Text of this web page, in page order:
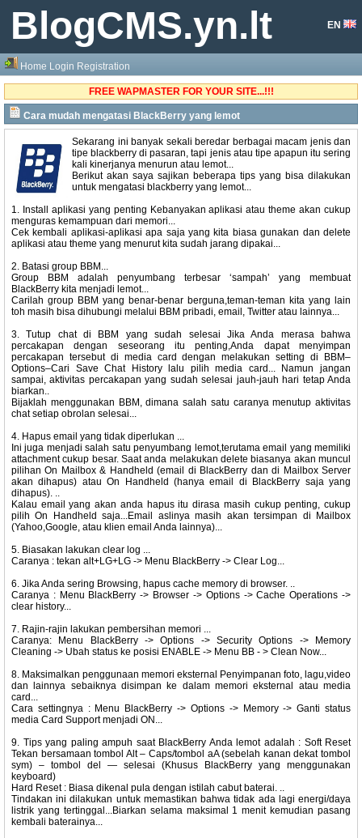
BlogCMS.yn.lt EN
Home Login Registration
FREE WAPMASTER FOR YOUR SITE...!!!
Cara mudah mengatasi BlackBerry yang lemot
Sekarang ini banyak sekali beredar berbagai macam jenis dan
tipe blackberry di pasaran, tapi jenis atau tipe apapun itu sering
kali kinerjanya menurun atau lemot...
Berikut akan saya sajikan beberapa tips yang bisa dilakukan
untuk mengatasi blackberry yang lemot...
1. Install aplikasi yang penting Kebanyakan aplikasi atau theme akan cukup
menguras kemampuan dari memori...
Cek kembali aplikasi-aplikasi apa saja yang kita biasa gunakan dan delete
aplikasi atau theme yang menurut kita sudah jarang dipakai...
2. Batasi group BBM...
Group BBM adalah penyumbang terbesar ‘sampah’ yang membuat
BlackBerry kita menjadi lemot...
Carilah group BBM yang benar-benar berguna,teman-teman kita yang lain
toh masih bisa dihubungi melalui BBM pribadi, email, Twitter atau lainnya...
3. Tutup chat di BBM yang sudah selesai Jika Anda merasa bahwa
percakapan dengan seseorang itu penting,Anda dapat menyimpan
percakapan tersebut di media card dengan melakukan setting di BBM–
Options–Cari Save Chat History lalu pilih media card... Namun jangan
sampai, aktivitas percakapan yang sudah selesai jauh-jauh hari tetap Anda
biarkan..
Bijaklah menggunakan BBM, dimana salah satu caranya menutup aktivitas
chat setiap obrolan selesai...
4. Hapus email yang tidak diperlukan ...
Ini juga menjadi salah satu penyumbang lemot,terutama email yang memiliki
attachment cukup besar. Saat anda melakukan delete biasanya akan muncul
pilihan On Mailbox & Handheld (email di BlackBerry dan di Mailbox Server
akan dihapus) atau On Handheld (hanya email di BlackBerry saja yang
dihapus). ..
Kalau email yang akan anda hapus itu dirasa masih cukup penting, cukup
pilih On Handheld saja...Email aslinya masih akan tersimpan di Mailbox
(Yahoo,Google, atau klien email Anda lainnya)...
5. Biasakan lakukan clear log ...
Caranya : tekan alt+LG+LG -> Menu BlackBerry -> Clear Log...
6. Jika Anda sering Browsing, hapus cache memory di browser. ..
Caranya : Menu BlackBerry -> Browser -> Options -> Cache Operations ->
clear history...
7. Rajin-rajin lakukan pembersihan memori ...
Caranya: Menu BlackBerry -> Options -> Security Options -> Memory
Cleaning -> Ubah status ke posisi ENABLE -> Menu BB - > Clean Now...
8. Maksimalkan penggunaan memori eksternal Penyimpanan foto, lagu,video
dan lainnya sebaiknya disimpan ke dalam memori eksternal atau media
card...
Cara settingnya : Menu BlackBerry -> Options -> Memory -> Ganti status
media Card Support menjadi ON...
9. Tips yang paling ampuh saat BlackBerry Anda lemot adalah : Soft Reset
Tekan bersamaan tombol Alt – Caps/tombol aA (sebelah kanan dekat tombol
sym) – tombol del — selesai (Khusus BlackBerry yang menggunakan
keyboard)
Hard Reset : Biasa dikenal pula dengan istilah cabut baterai. ..
Tindakan ini dilakukan untuk memastikan bahwa tidak ada lagi energi/daya
listrik yang tertinggal...Biarkan selama maksimal 1 menit kemudian pasang
kembali baterainya...